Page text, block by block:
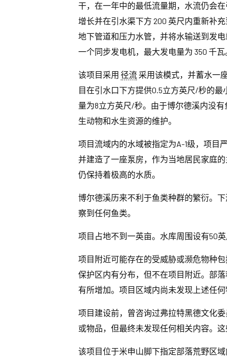
干，在一年中的最低流量期，水流仍会
增长并在引水渠下方 200 英尺内重新补
地下管道和压力水管，并将水输送到发
一个同步发电机，最大发电量为 350 千瓦
该项目采用 径流采用该模式，并蓄水一
目在引水口下方提供0.5立方英尺/秒的
量为8立方英尺/秒。由于博尔德溪内没
生动物和水生资源的维护。
项目流域内的水域被指定为A-1级，项目
并建造了一座泵房，作为当地居民家庭
仍保持着极高的水质。
博尔德溪历来不利于鱼类种群的繁衍。
察到任何鱼类。
项目占地不到一英亩。水库周围设有50
项目附近可能存在的受威胁或濒危物种
保护区内有分布，但不在项目附近。部
有所增加。项目区域内尚未发现上述任
项目建设前，曾咨询过弗拉特黑德文化
或物品，但最终未发现任何相关内容。
该项目位于米申山脚下指定部落荒野区